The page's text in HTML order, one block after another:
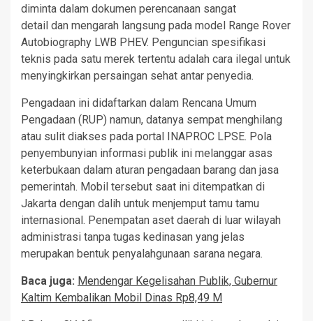
diminta dalam dokumen perencanaan sangat
detail dan mengarah langsung pada model Range Rover
Autobiography LWB PHEV. Penguncian spesifikasi
teknis pada satu merek tertentu adalah cara ilegal untuk
menyingkirkan persaingan sehat antar penyedia.
Pengadaan ini didaftarkan dalam Rencana Umum
Pengadaan (RUP) namun, datanya sempat menghilang
atau sulit diakses pada portal INAPROC LPSE. Pola
penyembunyian informasi publik ini melanggar asas
keterbukaan dalam aturan pengadaan barang dan jasa
pemerintah. Mobil tersebut saat ini ditempatkan di
Jakarta dengan dalih untuk menjemput tamu tamu
internasional. Penempatan aset daerah di luar wilayah
administrasi tanpa tugas kedinasan yang jelas
merupakan bentuk penyalahgunaan sarana negara.
Baca juga: Mendengar Kegelisahan Publik, Gubernur
Kaltim Kembalikan Mobil Dinas Rp8,49 M